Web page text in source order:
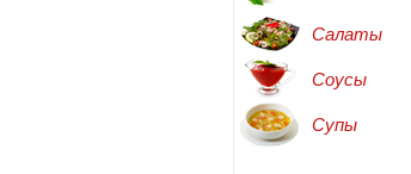
Салаты
Соусы
Супы